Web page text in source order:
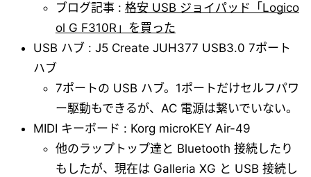
ブログ記事 : 格安 USB ジョイパッド「Logico
ol G F310R」を買った
USB ハブ : J5 Create JUH377 USB3.0 7ポート
ハブ
7ポートの USB ハブ。1ポートだけセルフパワ
ー駆動もできるが、AC 電源は繋いでいない。
MIDI キーボード : Korg microKEY Air-49
他のラップトップ達と Bluetooth 接続したり
もしたが、現在は Galleria XG と USB 接続し